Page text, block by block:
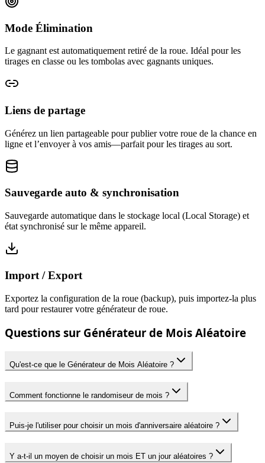
Mode Élimination
Le gagnant est automatiquement retiré de la roue. Idéal pour les
tirages en classe ou les tombolas avec gagnants uniques.
Liens de partage
Générez un lien partageable pour publier votre roue de la chance en
ligne et l’envoyer à vos amis—parfait pour les tirages au sort.
Sauvegarde auto & synchronisation
Sauvegarde automatique dans le stockage local (Local Storage) et
état synchronisé sur le même appareil.
Import / Export
Exportez la configuration de la roue (backup), puis importez-la plus
tard pour restaurer votre générateur de roue.
Questions sur Générateur de Mois Aléatoire
Qu'est-ce que le Générateur de Mois Aléatoire ?
Comment fonctionne le randomiseur de mois ?
Puis-je l'utiliser pour choisir un mois d'anniversaire aléatoire ?
Y a-t-il un moyen de choisir un mois ET un jour aléatoires ?